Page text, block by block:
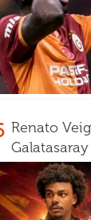
Renato
Galatasaray